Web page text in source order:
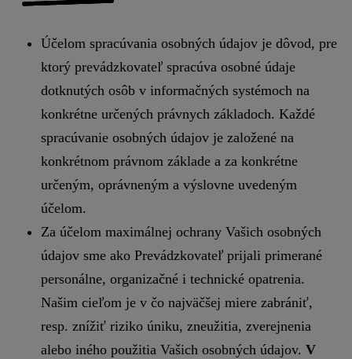
Účelom spracúvania osobných údajov je dôvod, pre
ktorý prevádzkovateľ spracúva osobné údaje
dotknutých osôb v informačných systémoch na
konkrétne určených právnych základoch. Každé
spracúvanie osobných údajov je založené na
konkrétnom právnom základe a za konkrétne
určeným, oprávneným a výslovne uvedeným
účelom.
Za účelom maximálnej ochrany Vašich osobných
údajov sme ako Prevádzkovateľ prijali primerané
personálne, organizačné i technické opatrenia.
Našim cieľom je v čo najväčšej miere zabrániť,
resp. znížiť riziko úniku, zneužitia, zverejnenia
alebo iného použitia Vašich osobných údajov. V